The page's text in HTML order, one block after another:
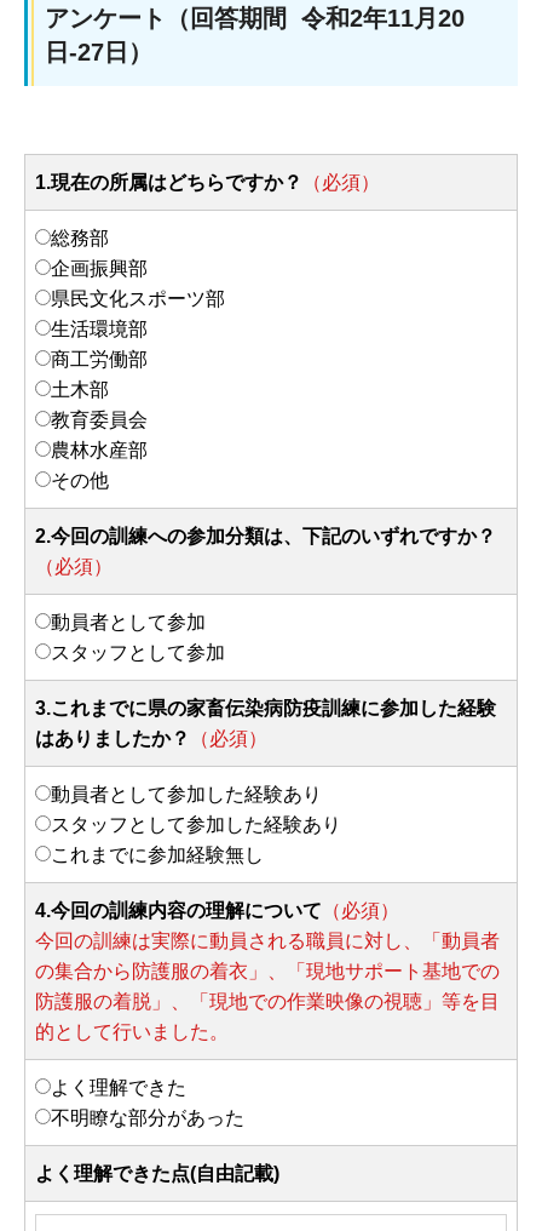
アンケート（回答期間 令和2年11月20
日-27日）
1.現在の所属はどちらですか？ （必須）
総務部
企画振興部
県民文化スポーツ部
生活環境部
商工労働部
土木部
教育委員会
農林水産部
その他
2.今回の訓練への参加分類は、下記のいずれですか？
（必須）
動員者として参加
スタッフとして参加
3.これまでに県の家畜伝染病防疫訓練に参加した経験
はありましたか？
（必須）
動員者として参加した経験あり
スタッフとして参加した経験あり
これまでに参加経験無し
4.今回の訓練内容の理解について （必須）
今回の訓練は実際に動員される職員に対し、「動員者
の集合から防護服の着衣」、「現地サポート基地での
防護服の着脱」、「現地での作業映像の視聴」等を目
的として行いました。
よく理解できた
不明瞭な部分があった
よく理解できた点(自由記載)